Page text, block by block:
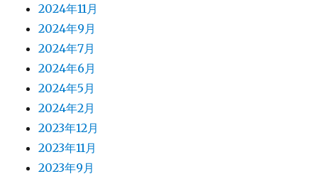
2024年11月
2024年9月
2024年7月
2024年6月
2024年5月
2024年2月
2023年12月
2023年11月
2023年9月